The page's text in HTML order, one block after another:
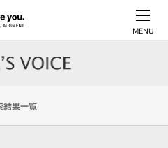
MENU
結果一覧